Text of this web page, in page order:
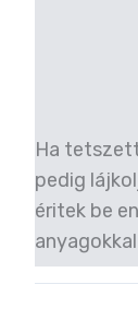
Ha
pedig
éritek be